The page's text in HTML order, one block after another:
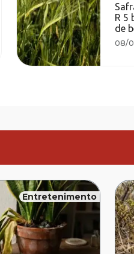
R 5
de
08/
Entretenimento